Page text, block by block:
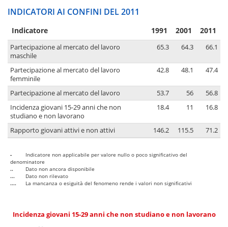
INDICATORI AI CONFINI DEL 2011
Indicatore 1991 2001 2011
Partecipazione al mercato del lavoro
maschile
65.3 64.3 66.1
Partecipazione al mercato del lavoro
femminile
42.8 48.1 47.4
Partecipazione al mercato del lavoro 53.7 56
56.8
Incidenza giovani 15-29 anni che non
studiano e non lavorano
18.4 11 16.8
Rapporto giovani attivi e non attivi 146.2 115.5 71.2
-
Indicatore non applicabile per valore nullo o poco significativo del
denominatore
..
Dato non ancora disponibile
...
Dato non rilevato
....
La mancanza o esiguità del fenomeno rende i valori non significativi
Incidenza giovani 15-29 anni che non studiano e non lavorano